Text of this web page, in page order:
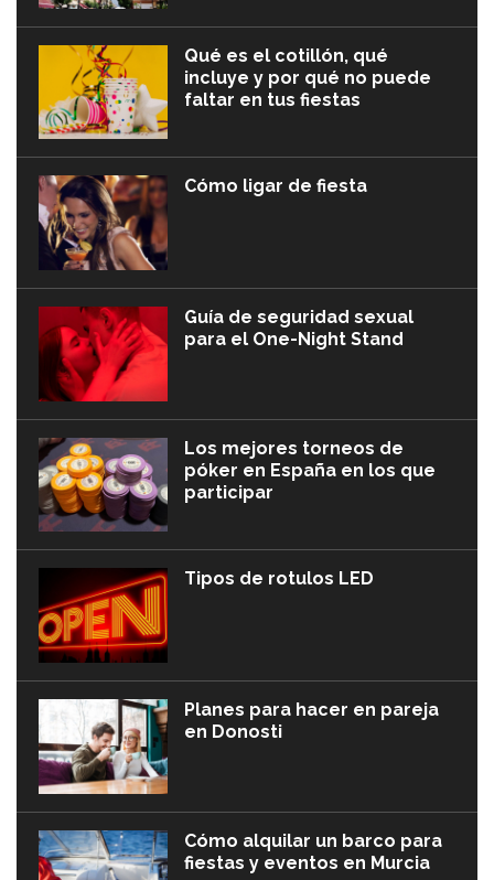
Qué es el cotillón, qué
incluye y por qué no puede
faltar en tus fiestas
Cómo ligar de fiesta
Guía de seguridad sexual
para el One-Night Stand
Los mejores torneos de
póker en España en los que
participar
Tipos de rotulos LED
Planes para hacer en pareja
en Donosti
Cómo alquilar un barco para
fiestas y eventos en Murcia